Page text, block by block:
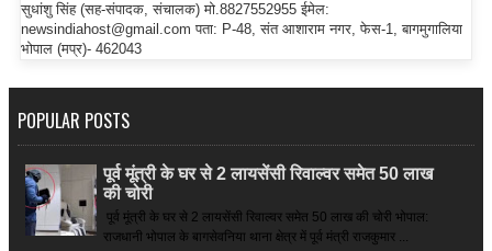
सुधांशु सिंह (सह-संपादक, संचालक) मो.8827552955 ईमेल:
newsindiahost@gmail.com पता: P-48, संत आशाराम नगर, फेस-1, बागमुगालिया
भोपाल (मप्र)- 462043
POPULAR POSTS
पूर्व मूंत्री के घर से 2 लायसेंसी रिवाल्वर समेत 50 लाख
की चोरी
पूर्व मूंत्री के घर से 2 लायसेंसी रिवाल्वर समेत 50 लाख की चोरी भोपाल:
राजधानी भोपाल के बागसेवनिया थाना क्षेत्र में पूर्व मंत्री राजकुमार ...